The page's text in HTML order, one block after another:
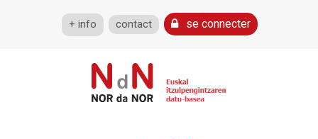
+ info contact se connecter